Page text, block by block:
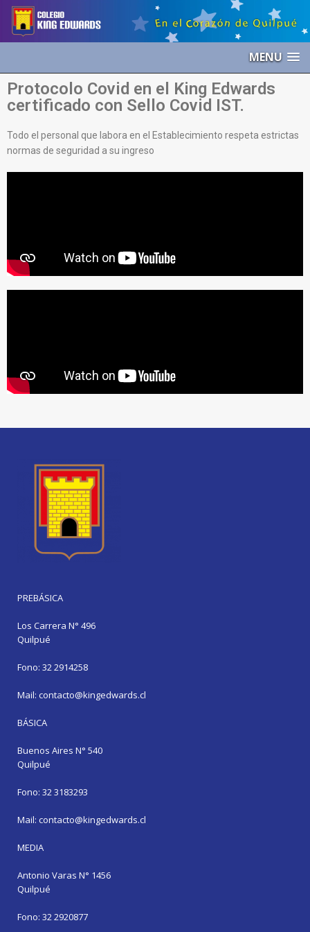
MENU
Protocolo Covid en el King Edwards
certificado con Sello Covid IST.
Todo el personal que labora en el Establecimiento respeta estrictas
normas de seguridad a su ingreso
PREBÁSICA
Los Carrera N° 496
Quilpué
Fono: 32 2914258
Mail: contacto@kingedwards.cl
BÁSICA
Buenos Aires N° 540
Quilpué
Fono: 32 3183293
Mail: contacto@kingedwards.cl
MEDIA
Antonio Varas N° 1456
Quilpué
Fono: 32 2920877